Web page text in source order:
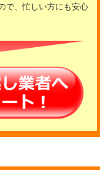
で、忙しい方にも安心